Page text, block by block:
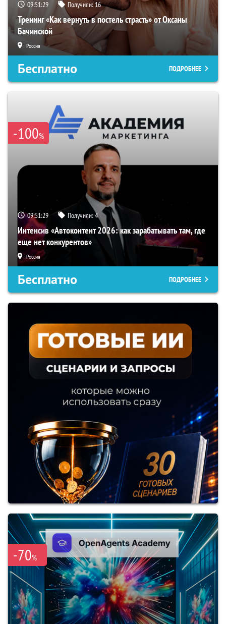
09:51:28 Получили:16
Тренинг «Как вернуть в постель страсть» от Оксаны
Бачинской
Россия
Бесплатно ПОДРОБНЕЕ
-100%
09:51:28 Получили:4
Интенсив «Автоконтент 2026: как зарабатывать там, где
еще нет конкурентов»
Россия
Бесплатно ПОДРОБНЕЕ
-70%